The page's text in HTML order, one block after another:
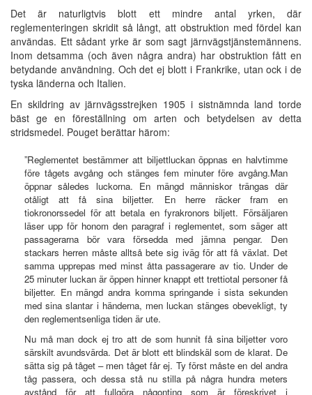
Det är naturligtvis blott ett mindre antal yrken, där
reglementeringen skridit så långt, att obstruktion med fördel kan
användas. Ett sådant yrke är som sagt järnvägstjänstemännens.
Inom detsamma (och även några andra) har obstruktion fått en
betydande användning. Och det ej blott i Frankrike, utan ock i de
tyska länderna och Italien.
En skildring av järnvägsstrejken 1905 i sistnämnda land torde
bäst ge en föreställning om arten och betydelsen av detta
stridsmedel. Pouget berättar härom:
”Reglementet bestämmer att biljettluckan öppnas en halvtimme
före tågets avgång och stänges fem minuter före avgång.Man
öppnar således luckorna. En mängd människor trängas där
otåligt att få sina biljetter. En herre räcker fram en
tiokronorssedel för att betala en fyrakronors biljett. Försäljaren
läser upp för honom den paragraf i reglementet, som säger att
passagerarna bör vara försedda med jämna pengar. Den
stackars herren måste alltså bete sig iväg för att få växlat. Det
samma upprepas med minst åtta passagerare av tio. Under de
25 minuter luckan är öppen hinner knappt ett trettiotal personer få
biljetter. En mängd andra komma springande i sista sekunden
med sina slantar i händerna, men luckan stänges obevekligt, ty
den reglementsenliga tiden är ute.
Nu må man dock ej tro att de som hunnit få sina biljetter voro
särskilt avundsvärda. Det är blott ett blindskäl som de klarat. De
sätta sig på tåget – men tåget får ej. Ty först måste en del andra
tåg passera, och dessa stå nu stilla på några hundra meters
avstånd för att fullgöra någonting som är föreskrivet i